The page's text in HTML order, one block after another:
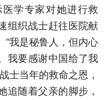
学专家对她进行救
组织战士赶往医院献
“我是秘鲁人，但内心
我要感谢中国给了我
士当年的救命之恩，
追随着父亲的脚步，